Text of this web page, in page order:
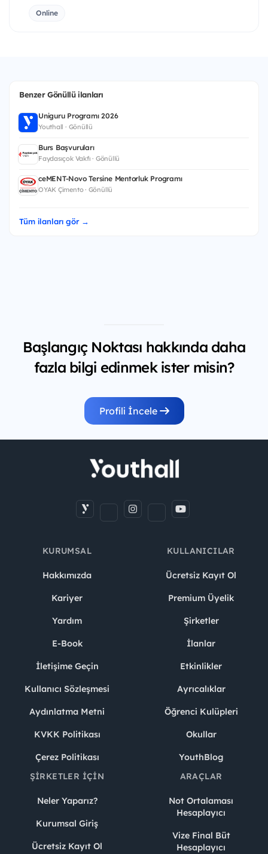
Online
Benzer Gönüllü ilanları
Uniguru Programı 2026
Youthall · Gönüllü
Burs Başvuruları
Faydasıçok Vakfı · Gönüllü
ceMENT-Novo Tersine Mentorluk Programı
OYAK Çimento · Gönüllü
Tüm ilanları gör →
Başlangıç Noktası hakkında daha
fazla bilgi edinmek ister misin?
Profili İncele
KURUMSAL
Hakkımızda
Kariyer
Yardım
E-Book
İletişime Geçin
Kullanıcı Sözleşmesi
Aydınlatma Metni
KVKK Politikası
Çerez Politikası
KULLANICILAR
Ücretsiz Kayıt Ol
Premium Üyelik
Şirketler
İlanlar
Etkinlikler
Ayrıcalıklar
Öğrenci Kulüpleri
Okullar
YouthBlog
ŞIRKETLER İÇIN
Neler Yaparız?
Kurumsal Giriş
Ücretsiz Kayıt Ol
ARAÇLAR
Not Ortalaması
Hesaplayıcı
Vize Final Büt
Hesaplayıcı